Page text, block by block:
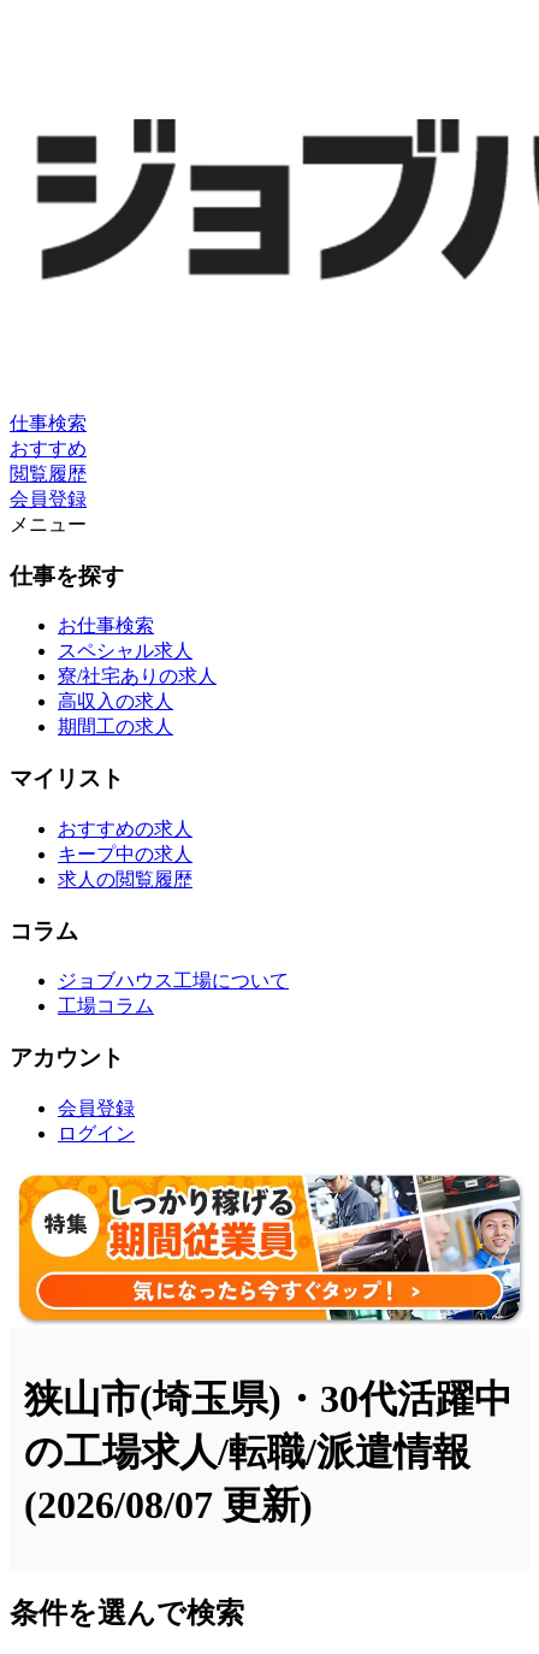
仕事検索
おすすめ
閲覧履歴
会員登録
メニュー
仕事を探す
お仕事検索
スペシャル求人
寮/社宅ありの求人
高収入の求人
期間工の求人
マイリスト
おすすめの求人
キープ中の求人
求人の閲覧履歴
コラム
ジョブハウス工場について
工場コラム
アカウント
会員登録
ログイン
狭山市(埼玉県)・30代活躍中
の工場求人/転職/派遣情報
(2026/08/07 更新)
条件を選んで検索